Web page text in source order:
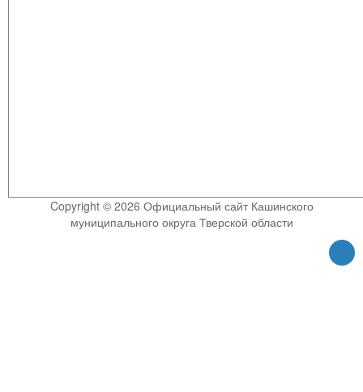
Copyright © 2026 Официальный сайт Кашинского
муниципального округа Тверской области